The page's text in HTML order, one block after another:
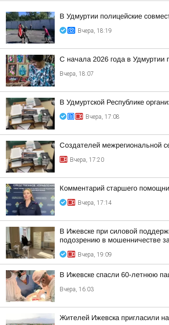
В Удмуртии полицейские
Вчера, 18:19
С начала 2026 года в Удмуртии
Вчера, 18:07
В Удмуртской Республике
Вчера, 17:08
Создателей межрегиональной
Вчера, 17:20
Комментарий старшего
Вчера, 17:14
В Ижевске при силовой
подозрению в мошенничестве
Вчера, 19:09
В Ижевске спасли 60-летнюю
Вчера, 16:03
Жителей Ижевска пригласили